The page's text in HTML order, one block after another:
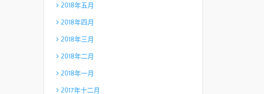
2018年五月
2018年四月
2018年三月
2018年二月
2018年一月
2017年十二月